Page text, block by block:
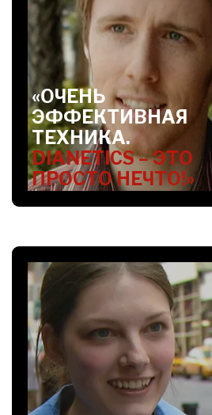
«ОЧЕНЬ
ЭФФЕКТИВНАЯ
ТЕХНИКА.
DIANETICS – ЭТО
ПРОСТО НЕЧТО!»